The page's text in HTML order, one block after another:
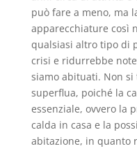
può fare a meno, ma
apparecchiature così
qualsiasi altro tipo di
crisi e ridurrebbe
siamo abituati. Non
superflua, poiché la
essenziale, ovvero la
calda in casa e la
abitazione, in quanto